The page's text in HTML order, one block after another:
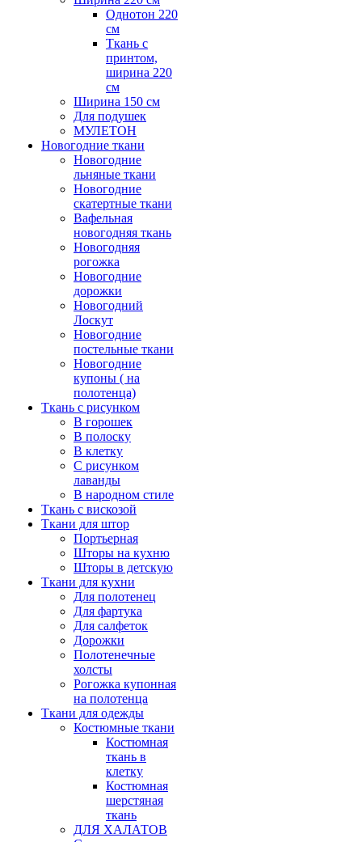
Однотон 220
см
Ткань с
принтом,
ширина 220
см
Ширина 150 см
Для подушек
МУЛЕТОН
Новогодние ткани
Новогодние
льняные ткани
Новогодние
скатертные ткани
Вафельная
новогодняя ткань
Новогодняя
рогожка
Новогодние
дорожки
Новогодний
Лоскут
Новогодние
постельные ткани
Новогодние
купоны ( на
полотенца)
Ткань с рисунком
В горошек
В полоску
В клетку
С рисунком
лаванды
В народном стиле
Ткань с вискозой
Ткани для штор
Портьерная
Шторы на кухню
Шторы в детскую
Ткани для кухни
Для полотенец
Для фартука
Для салфеток
Дорожки
Полотенечные
холсты
Рогожка купонная
на полотенца
Ткани для одежды
Костюмные ткани
Костюмная
ткань в
клетку
Костюмная
шерстяная
ткань
ДЛЯ ХАЛАТОВ